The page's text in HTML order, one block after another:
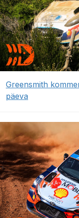
Greensmith
päeva